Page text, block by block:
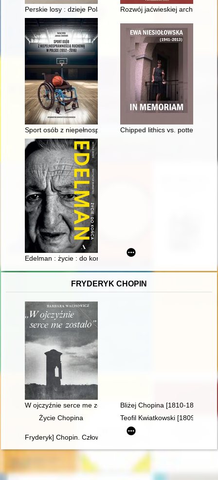
Perskie losy : dzieje Polaków w Iranie w czasie II wojny
Rozwój jaćwieskiej
Sport osób z niepełnosprawnością ruchową w Polsce (1952-
Chipped lithics vs. pottery :
Edelman : życie : do końca
FRYDERYK CHOPIN
W ojczyźnie serce me zostało". Szlakiem Mickiewicza,
Bliżej Chopina [1810-1849]
Życie Chopina
Teofil Kwiatkowski [1809-1891]
Fryderyk] Chopin. Człowiek, dzieło, rezonans